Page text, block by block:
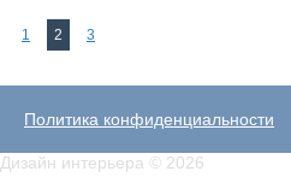
1 2 3
Политика конфиденциальности
Дизайн интерьера © 2026